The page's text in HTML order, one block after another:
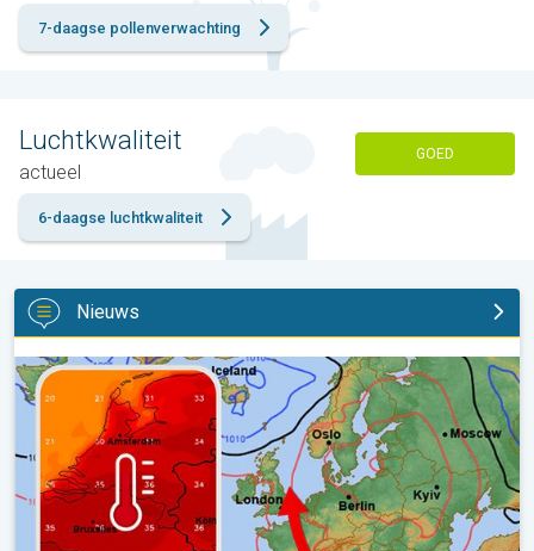
7-daagse pollenverwachting
Luchtkwaliteit
actueel
GOED
6-daagse luchtkwaliteit
Nieuws
Later opnieuw tot 35 graden. Eerst grote verschillen. . .